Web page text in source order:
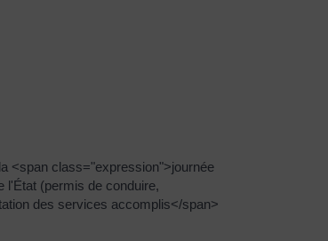
<span class="expression">journée
l'État (permis de conduire,
des services accomplis</span>